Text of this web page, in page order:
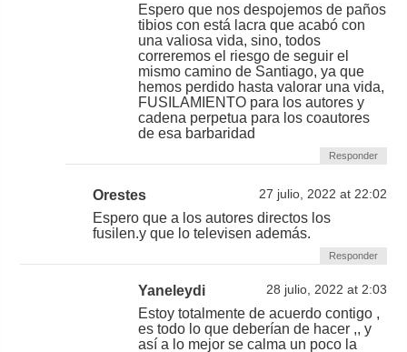
Espero que nos despojemos de paños
tibios con está lacra que acabó con
una valiosa vida, sino, todos
correremos el riesgo de seguir el
mismo camino de Santiago, ya que
hemos perdido hasta valorar una vida,
FUSILAMIENTO para los autores y
cadena perpetua para los coautores
de esa barbaridad
Responder
Orestes 27 julio, 2022 at 22:02
Espero que a los autores directos los
fusilen.y que lo televisen además.
Responder
Yaneleydi 28 julio, 2022 at 2:03
Estoy totalmente de acuerdo contigo ,
es todo lo que deberían de hacer ,, y
así a lo mejor se calma un poco la